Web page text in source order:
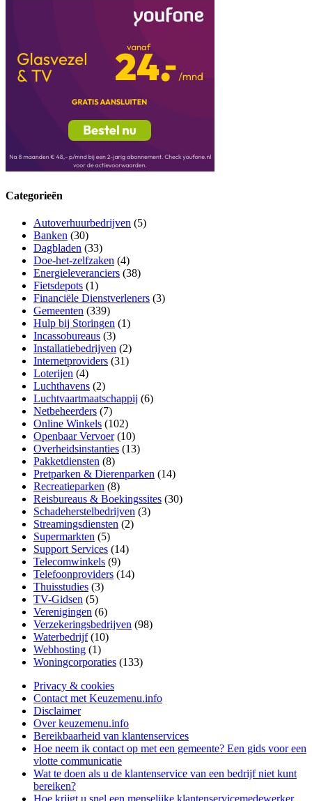
Categorieën
Autoverhuurbedrijven (5)
Banken (30)
Dagbladen (33)
Doe-het-zelfzaken (4)
Energieleveranciers (38)
Fietsdepots (1)
Financiële Dienstverleners (3)
Gemeenten (339)
Hulp bij Storingen (1)
Incassobureaus (3)
Installatiebedrijven (2)
Internetproviders (31)
Loterijen (4)
Luchthavens (2)
Luchtvaartmaatschappij (6)
Netbeheerders (7)
Online Winkels (102)
Openbaar Vervoer(10)
Overheidsinstanties (13)
Pakketdiensten (8)
Pretparken & Dierenparken (14)
Recreatieparken (8)
Reisbureaus & Boekingssites (30)
Schadeherstelbedrijven (3)
Streamingsdiensten (2)
Supermarkten (5)
Support Services (14)
Telecomwinkels (9)
Telefoonproviders (14)
Thuisstudies (3)
TV-Gidsen (5)
Verenigingen (6)
Verzekeringsbedrijven (98)
Waterbedrijf(10)
Webhosting (1)
Woningcorporaties (133)
Privacy & cookies
Contact met Keuzemenu.info
Disclaimer
Over keuzemenu.info
Bereikbaarheid van klantenservices
Hoe neem ik contact op met een gemeente? Een gids voor een
vlotte communicatie
Wat te doen als u de klantenservice van een bedrijf niet kunt
bereiken?
Hoe krijgt u snel een menselijke klantenservicemedewerker